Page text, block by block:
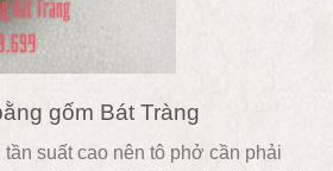
gốm Bát Tràng
suất cao nên tô phở cần phải